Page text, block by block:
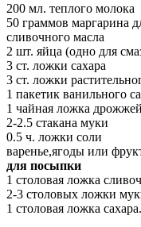
200 мл. теплого молока
50 граммов маргарина
сливочного масла
2 шт. яйца (одно для
3 ст. ложки сахара
3 ст. ложки
1 пакетик ванильного
1 чайная ложка дрожжей
2-2.5 стакана муки
0.5 ч. ложки соли
варенье,ягоды или
для посыпки
1 столовая ложка
2-3 столовых ложки
1 столовая ложка сахара.